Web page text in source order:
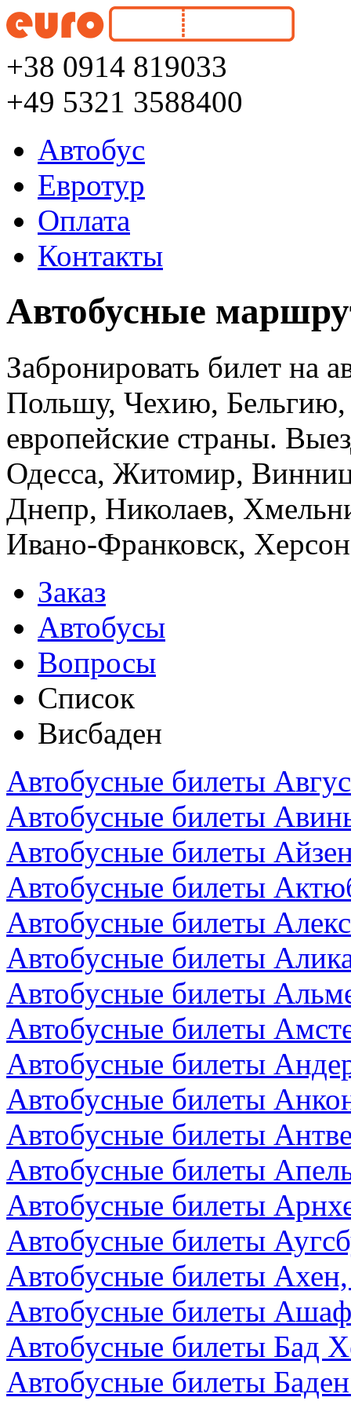
+38 0914 819033
+49 5321 3588400
Автобус
Евротур
Оплата
Контакты
Автобусные
Забронировать билет на
Польшу, Чехию,
европейские страны.
Одесса, Житомир,
Днепр, Николаев,
Ивано-Франковск,
Заказ
Автобусы
Вопросы
Список
Висбаден
Автобусные билеты
Автобусные билеты
Автобусные билеты
Автобусные билеты
Автобусные билеты
Автобусные билеты
Автобусные билеты
Автобусные билеты
Автобусные билеты
Автобусные билеты
Автобусные билеты
Автобусные билеты
Автобусные билеты
Автобусные билеты
Автобусные билеты
Автобусные билеты
Автобусные билеты Бад
Автобусные билеты